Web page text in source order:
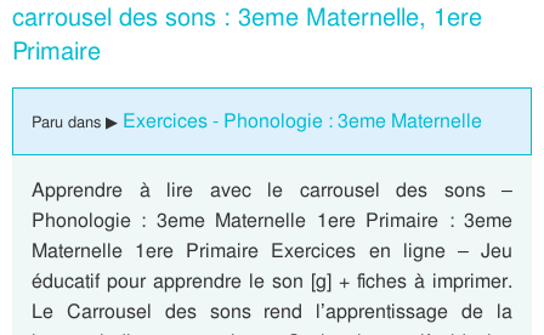
carrousel des sons : 3eme Maternelle, 1ere
Primaire
Paru dans ▶ Exercices - Phonologie : 3eme Maternelle
Apprendre à lire avec le carrousel des sons –
Phonologie : 3eme Maternelle 1ere Primaire : 3eme
Maternelle 1ere Primaire Exercices en ligne – Jeu
éducatif pour apprendre le son [g] + fiches à imprimer.
Le Carrousel des sons rend l’apprentissage de la